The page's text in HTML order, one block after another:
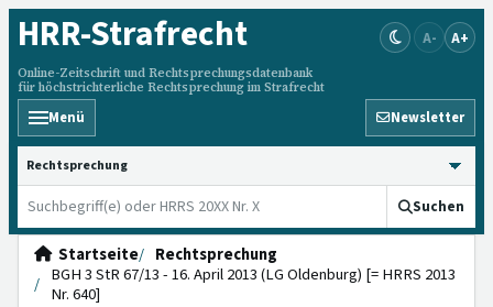
HRR-Strafrecht
Online-Zeitschrift und Rechtsprechungsdatenbank
für höchstrichterliche Rechtsprechung im Strafrecht
A- A+
Menü Newsletter
HRRS durchsuchen
Suchen
Startseite
Rechtsprechung
BGH 3 StR 67/13 - 16. April 2013 (LG Oldenburg) [= HRRS 2013
Nr. 640]